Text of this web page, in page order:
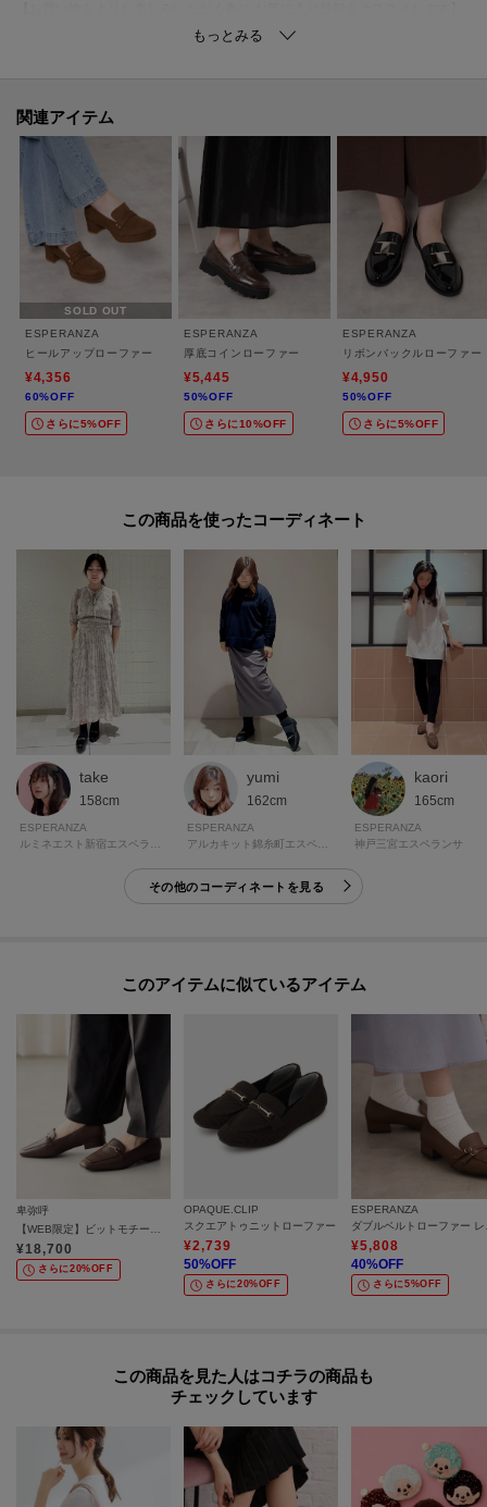
お気に入り登録すると、お得な情報や、在庫情報などお買い得情報を受ける
【ブランドストーリー】
ESPERANZA（エスペランサ）は美しい港町神戸で50年、時代の感性を大切
に紡ぎながら、丁寧な靴作りの伝統を守り続けてきました。
都会的なセンスと熟練職人による繊細な技が調和した一足一足には、スキッ
プしたくなるような軽やかさが宿ります。
現在を生きる女性の足元に艶やかな個性が映し出され、胸を張って歩みを進
厳選された素材と履き心地へのこだわりは「もっと愛されるあなた」への一
歩を後押しします。
【備考】
※商品画像はサンプル商品の為、仕様やカラー等に変更がある場合がござい
※照明の関係により、実際よりも色味が違って見える場合があります。ま
た、パソコン・スマートフォンなどの環境により、若干製品と画像のカラー
が異なる場合もございます。
▶スタッフM：普段のサイズ24.5cm S・M・Lの時は基本はLサイズ
《特徴》足幅は広めです。甲厚め
－－－－－－－－－－－－－－－－－－－－－－－
試着サイズ：L(24.0～24.5cm)
とっても履きやすいです。サイズもいつものサイズでちょうどいいです。か
かとを踏んで履くバブーシュ仕様なのでお仕事用からちょっとしたお出かけ
にもTPOに合わせて使い分けできそうです。
関連アイテム
SOLD OUT
ESPERANZA
ヒールアップローファー
¥4,356
60%OFF
さらに5%OFF
ESPERANZA
厚底コインローファー
¥5,445
50%OFF
さらに10%OFF
ESPERANZA
リボンバックルローファー
¥4,950
50%OFF
さらに5%OFF
この商品を使った
take
158cm
ESPERANZA
yumi
162cm
ESPERANZA
kaori
165cm
ESPERANZA
神戸三宮エスペランサ
その他のコーディネートを見る
このアイテムに似ているアイテム
卑弥呼
【WEB限定】ビットモチーフローファー／640003
¥18,700
さらに20%OFF
OPAQUE.CLIP
スクエアトゥニットローファー
¥2,739
50%OFF
さらに20%OFF
ESPERANZA
ダ
¥5,808
40%OFF
さらに5%OFF
この商品を見た人はコチラの商品も
チェックしています